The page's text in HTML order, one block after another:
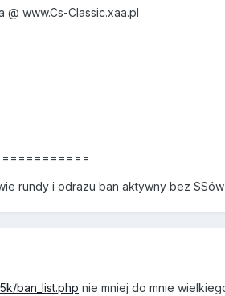
www.Cs-Classic.xaa.pl
rundy i odrazu ban aktywny bez
ban_list.php nie mniej do mnie